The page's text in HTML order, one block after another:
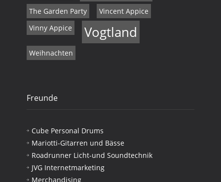
The Garden Party
Vincent Appice
Vinny Appice
Vogtland
Weihnachten
Freunde
Cube Personal Drums
Mariotti-Gitarren und Bässe
Roadrunner Licht-und Soundtechnik
JVG Internetmarketing
Merchandising